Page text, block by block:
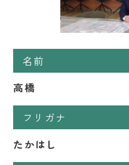
名前
高橋
フリガナ
たかはし